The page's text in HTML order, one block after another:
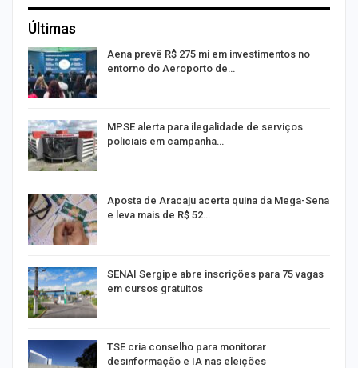
Últimas
Aena prevê R$ 275 mi em investimentos no
entorno do Aeroporto de…
MPSE alerta para ilegalidade de serviços
policiais em campanha…
Aposta de Aracaju acerta quina da Mega-Sena
e leva mais de R$ 52…
SENAI Sergipe abre inscrições para 75 vagas
em cursos gratuitos
TSE cria conselho para monitorar
desinformação e IA nas eleições